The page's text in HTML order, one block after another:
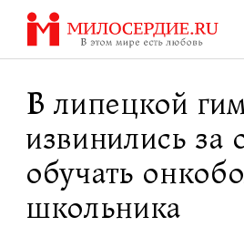
Перейти
содержанию
В липецкой
извинились за
обучать
школьника